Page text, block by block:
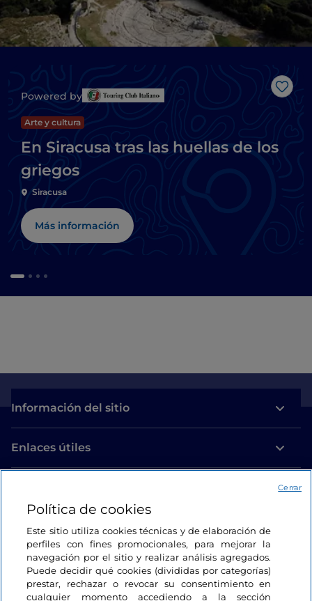
Me
Powered by
Arte y cultura
En Siracusa tras las huellas de los
griegos
Siracusa
Más información
Información del sitio
Enlaces útiles
Estamos en contacto
Política de cookies
Este sitio utiliza cookies técnicas y de elaboración de
perfiles con fines promocionales, para mejorar la
navegación por el sitio y realizar análisis agregados.
Puede decidir qué cookies (divididas por categorías)
prestar, rechazar o revocar su consentimiento en
cualquier momento accediendo a la sección
Cerrar